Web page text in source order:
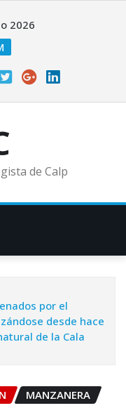
2026
de Calp
por el
desde hace
de la Cala
MANZANERA